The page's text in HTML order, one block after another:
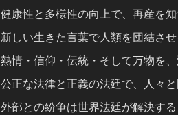
健康性と多様性の向上で、再産を知
新しい生きた言葉で人類を団結させ
熱情・信仰・伝統・そして万物を
公正な法律と正義の法廷で、人々
外部との紛争は世界法廷が解決す